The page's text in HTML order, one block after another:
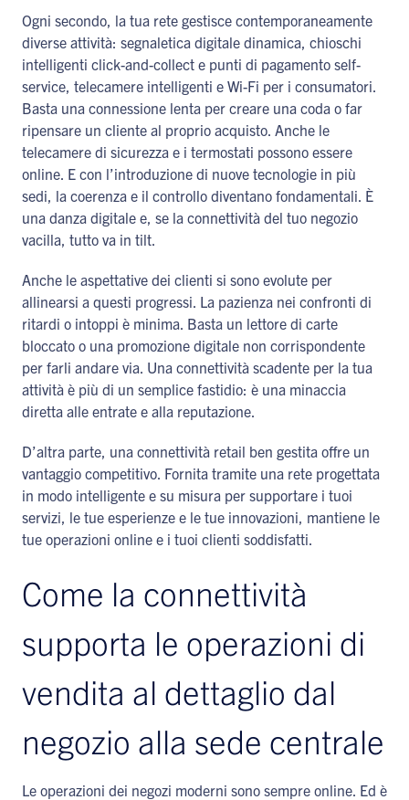
Ogni secondo, la tua rete gestisce contemporaneamente
diverse attività: segnaletica digitale dinamica, chioschi
intelligenti click-and-collect e punti di pagamento self-
service, telecamere intelligenti e Wi-Fi per i consumatori.
Basta una connessione lenta per creare una coda o far
ripensare un cliente al proprio acquisto. Anche le
telecamere di sicurezza e i termostati possono essere
online. E con l’introduzione di nuove tecnologie in più
sedi, la coerenza e il controllo diventano fondamentali. È
una danza digitale e, se la connettività del tuo negozio
vacilla, tutto va in tilt.
Anche le aspettative dei clienti si sono evolute per
allinearsi a questi progressi. La pazienza nei confronti di
ritardi o intoppi è minima. Basta un lettore di carte
bloccato o una promozione digitale non corrispondente
per farli andare via. Una connettività scadente per la tua
attività è più di un semplice fastidio: è una minaccia
diretta alle entrate e alla reputazione.
D’altra parte, una connettività retail ben gestita offre un
vantaggio competitivo. Fornita tramite una rete progettata
in modo intelligente e su misura per supportare i tuoi
servizi, le tue esperienze e le tue innovazioni, mantiene le
tue operazioni online e i tuoi clienti soddisfatti.
Come la connettività
supporta le operazioni di
vendita al dettaglio dal
negozio alla sede centrale
Le operazioni dei negozi moderni sono sempre online. Ed è